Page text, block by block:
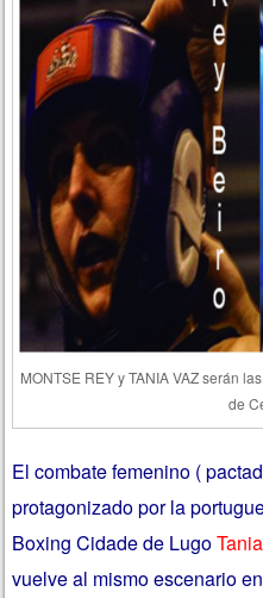
MONTSE REY y TANIA VAZ serán
de
El combate femenino (
protagonizado por la
Boxing Cidade de Lugo
vuelve al mismo escenario